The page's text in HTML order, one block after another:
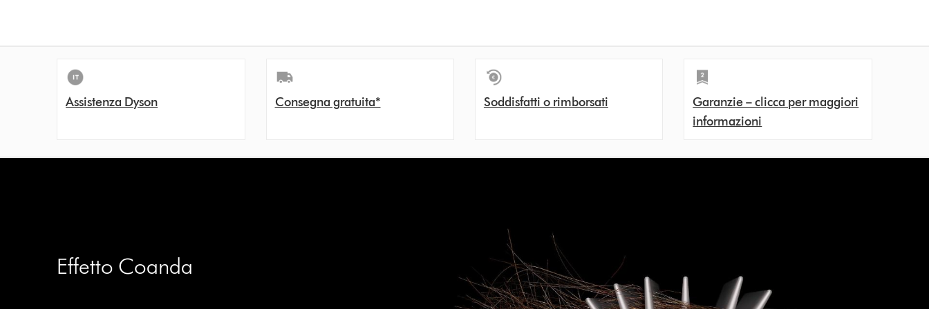
Assistenza Dyson Consegna gratuita* Soddisfatti o rimborsati
Garanzie – clicca per maggiori
informazioni
Effetto Coanda